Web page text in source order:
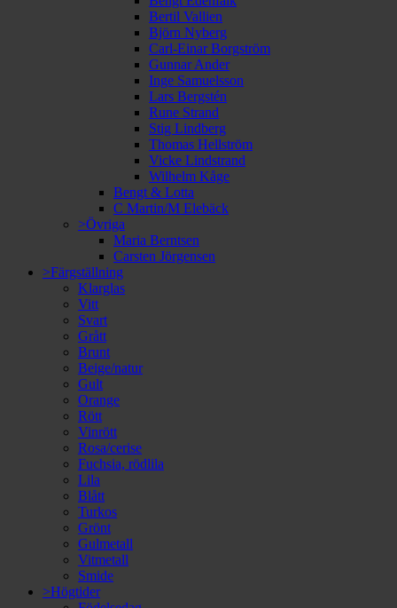
Bertil Vallien
Björn Nyberg
Carl-Einar Borgström
Gunnar Ander
Inge Samuelsson
Lars Bergstén
Rune Strand
Stig Lindberg
Thomas Hellström
Vicke Lindstrand
Wilhelm Kåge
Bengt & Lotta
C Martin/M Elebäck
>Övriga
Maria Berntsen
Carsten Jörgensen
>Färgställning
Klarglas
Vitt
Svart
Grått
Brunt
Beige/natur
Gult
Orange
Rött
Vinrött
Rosa/cerise
Fuchsia, rödlila
Lila
Blått
Turkos
Grönt
Gulmetall
Vitmetall
Smide
>Högtider